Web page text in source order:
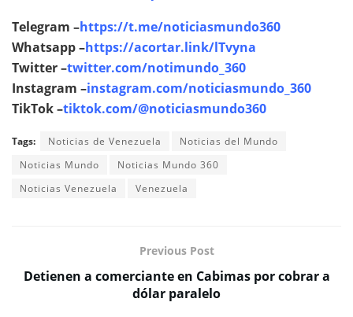
Telegram –https://t.me/noticiasmundo360
Whatsapp –https://acortar.link/lTvyna
Twitter –twitter.com/notimundo_360
Instagram –instagram.com/noticiasmundo_360
TikTok –tiktok.com/@noticiasmundo360
Tags: Noticias de Venezuela
Noticias del Mundo
Noticias Mundo
Noticias Mundo 360
Noticias Venezuela
Venezuela
Previous Post
Detienen a comerciante en Cabimas por cobrar a
dólar paralelo